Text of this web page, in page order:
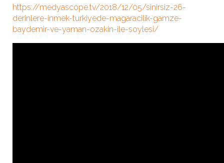
https://medyascope.tv/2018/12/05/sinirsiz-26-
derinlere-inmek-turkiyede-magaracilik-gamze-
baydemir-ve-yaman-ozakin-ile-soylesi/